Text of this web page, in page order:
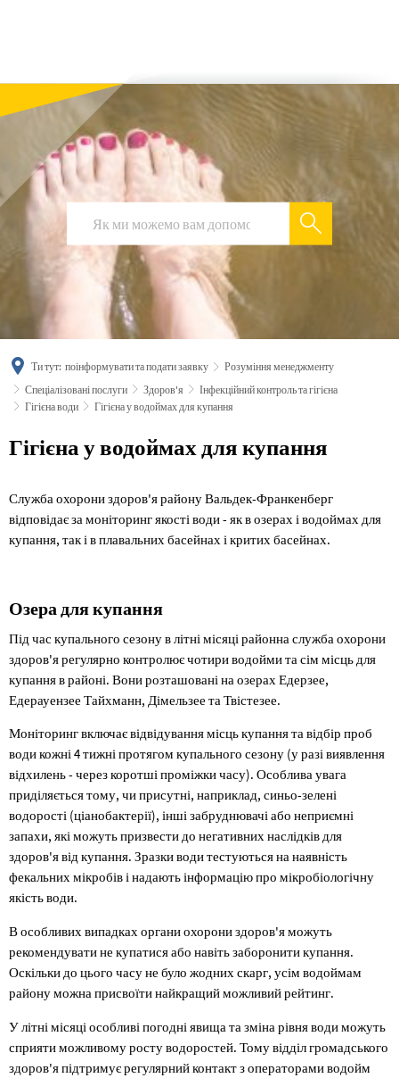
deutsch
Ти тут: поінформувати та подати заявку
Розуміння менеджменту
Спеціалізовані послуги
Здоров'я
Інфекційний контроль та гігієна
Гігієна води
Гігієна у водоймах для купання
Гігієна
водоймах
для
Гігієна у водоймах для купання
Служба охорони здоров'я району Вальдек-Франкенберг
відповідає за моніторинг якості води - як в озерах і водоймах для
купання, так і в плавальних басейнах і критих басейнах.
Озера для купання
Під час купального сезону в літні місяці районна служба охорони
здоров'я регулярно контролює чотири водойми та сім місць для
купання в районі. Вони розташовані на озерах Едерзее,
Едерауензее Тайхманн, Дімельзее та Твістезее.
Моніторинг включає відвідування місць купання та відбір проб
води кожні 4 тижні протягом купального сезону (у разі виявлення
відхилень - через коротші проміжки часу). Особлива увага
приділяється тому, чи присутні, наприклад, синьо-зелені
водорості (ціанобактерії), інші забруднювачі або неприємні
запахи, які можуть призвести до негативних наслідків для
здоров'я від купання. Зразки води тестуються на наявність
фекальних мікробів і надають інформацію про мікробіологічну
якість води.
В особливих випадках органи охорони здоров'я можуть
рекомендувати не купатися або навіть заборонити купання.
Оскільки до цього часу не було жодних скарг, усім водоймам
району можна присвоїти найкращий можливий рейтинг.
У літні місяці особливі погодні явища та зміна рівня води можуть
сприяти можливому росту водоростей. Тому відділ громадського
здоров'я підтримує регулярний контакт з операторами водойм